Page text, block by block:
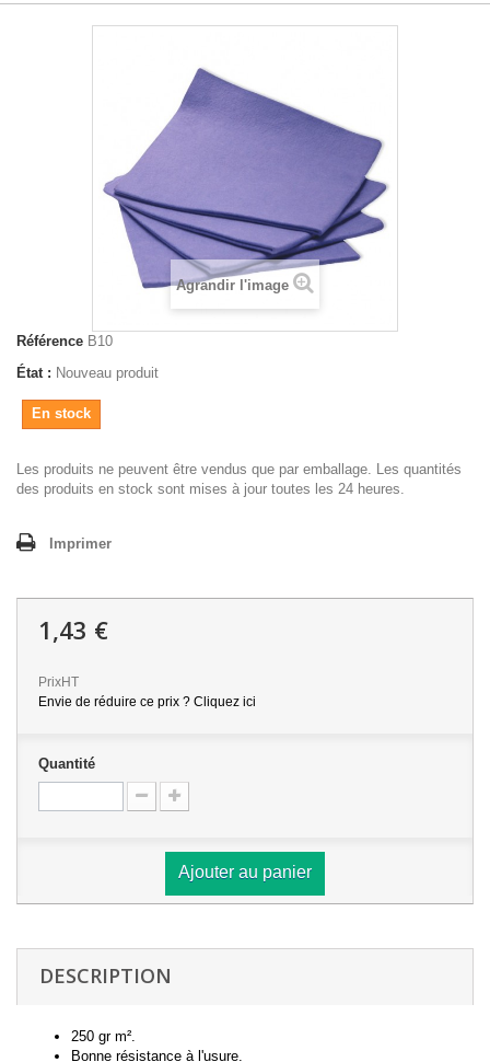
Agrandir l'image
Référence B10
État : Nouveau produit
En stock
Les produits ne peuvent être vendus que par emballage. Les quantités
des produits en stock sont mises à jour toutes les 24 heures.
Imprimer
1,43 €
PrixHT
Envie de réduire ce prix ? Cliquez ici
Quantité
Ajouter au panier
DESCRIPTION
250 gr m².
Bonne résistance à l'usure.